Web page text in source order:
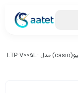
ساعت مچی زنانه عقربه ای کاسیو(casio) مدل LTP-V005L-